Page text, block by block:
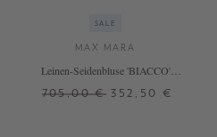
SALE
MAX MARA
Leinen-Seidenbluse 'BIACCO'
705,00 € 352,50 €